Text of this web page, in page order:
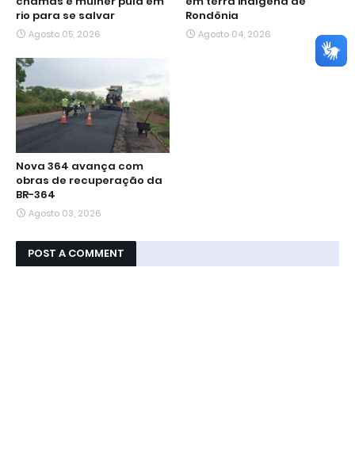
rio para se salvar
Agosto 05, 2026
Rondônia
Agosto 04, 2026
Nova 364 avança com
obras de recuperação da
BR-364
Agosto 03, 2026
POST A COMMENT